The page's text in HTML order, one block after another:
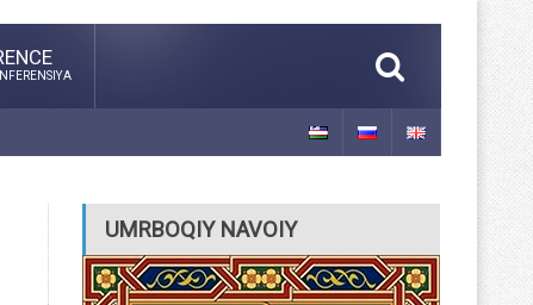
UMRBOQIY NAVOIY